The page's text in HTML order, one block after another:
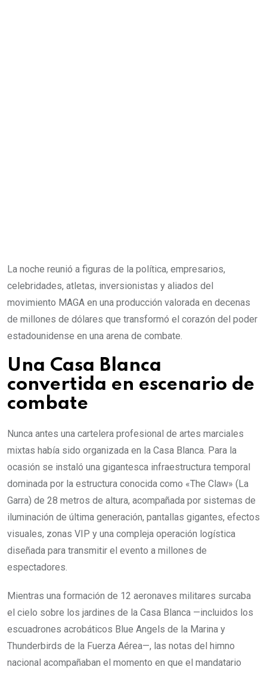
La noche reunió a figuras de la política, empresarios,
celebridades, atletas, inversionistas y aliados del
movimiento MAGA en una producción valorada en decenas
de millones de dólares que transformó el corazón del poder
estadounidense en una arena de combate.
Una Casa Blanca
convertida en escenario de
combate
Nunca antes una cartelera profesional de artes marciales
mixtas había sido organizada en la Casa Blanca. Para la
ocasión se instaló una gigantesca infraestructura temporal
dominada por la estructura conocida como «The Claw» (La
Garra) de 28 metros de altura, acompañada por sistemas de
iluminación de última generación, pantallas gigantes, efectos
visuales, zonas VIP y una compleja operación logística
diseñada para transmitir el evento a millones de
espectadores.
Mientras una formación de 12 aeronaves militares surcaba
el cielo sobre los jardines de la Casa Blanca —incluidos los
escuadrones acrobáticos Blue Angels de la Marina y
Thunderbirds de la Fuerza Aérea—, las notas del himno
nacional acompañaban el momento en que el mandatario